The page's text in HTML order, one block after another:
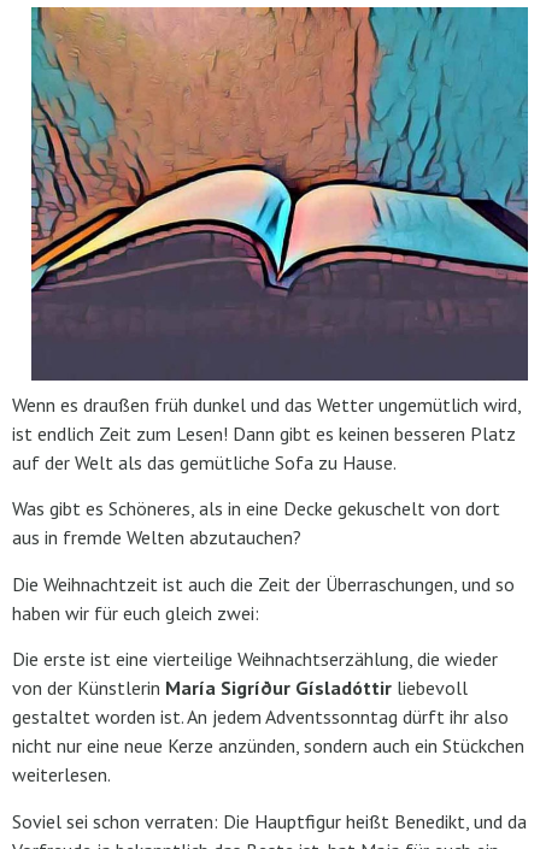
Wenn es draußen früh dunkel und das Wetter ungemütlich wird,
ist endlich Zeit zum Lesen! Dann gibt es keinen besseren Platz
auf der Welt als das gemütliche Sofa zu Hause.
Was gibt es Schöneres, als in eine Decke gekuschelt von dort
aus in fremde Welten abzutauchen?
Die Weihnachtzeit ist auch die Zeit der Überraschungen, und so
haben wir für euch gleich zwei:
Die erste ist eine vierteilige Weihnachtserzählung, die wieder
von der Künstlerin María Sigríður Gísladóttir liebevoll
gestaltet worden ist. An jedem Adventssonntag dürft ihr also
nicht nur eine neue Kerze anzünden, sondern auch ein Stückchen
weiterlesen.
Soviel sei schon verraten: Die Hauptfigur heißt Benedikt, und da